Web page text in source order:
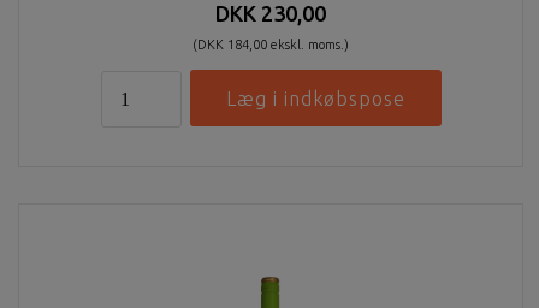
DKK 230,00
(DKK 184,00 ekskl. moms.)